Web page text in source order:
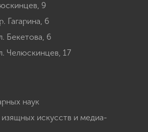
9
6
Бекетова, 6
Челюскинцев, 17
наук
изящных искусств и медиа-